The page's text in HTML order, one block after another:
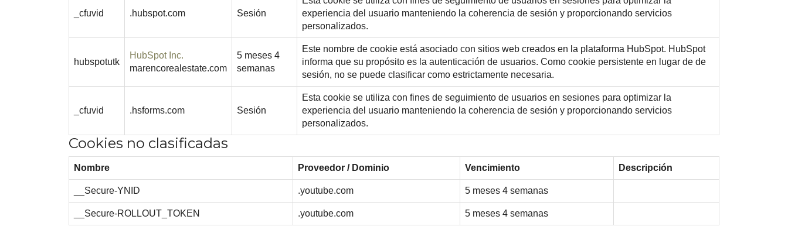
_cfuvid .hubspot.com Sesión
experiencia del usuario manteniendo la coherencia de sesión y proporcionando servicios
personalizados.
hubspotutk
HubSpot Inc.
marencorealestate.com
5 meses 4
semanas
Este nombre de cookie está asociado con sitios web creados en la plataforma HubSpot. HubSpot
informa que su propósito es la autenticación de usuarios. Como cookie persistente en lugar de de
sesión, no se puede clasificar como estrictamente necesaria.
_cfuvid .hsforms.com Sesión
Esta cookie se utiliza con fines de seguimiento de usuarios en sesiones para optimizar la
experiencia del usuario manteniendo la coherencia de sesión y proporcionando servicios
personalizados.
Cookies no clasificadas
Nombre Proveedor / Dominio Vencimiento Descripción
__Secure-YNID .youtube.com 5 meses 4 semanas
__Secure-ROLLOUT_TOKEN .youtube.com 5 meses 4 semanas